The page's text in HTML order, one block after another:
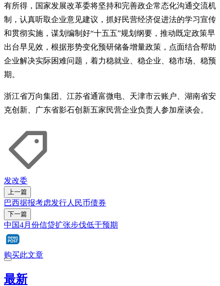
有所得，国家发展改革委将坚持和完善政企常态化沟通交流机
制，认真听取企业意见建议，抓好民营经济促进法的学习宣传
和贯彻实施，谋划编制好“十五五”规划纲要，推动既定政策早
出台早见效，根据形势变化预研储备增量政策，点面结合帮助
企业解决实际困难问题，着力稳就业、稳企业、稳市场、稳预
期。
浙江省万向集团、江苏省通富微电、天津市云账户、湖南省安
克创新、广东省影石创新五家民营企业负责人参加座谈会。
发改委
上一篇
巴西据报考虑发行人民币债券
下一篇
中国4月份信贷扩张步伐低于预期
购买此文章
最新